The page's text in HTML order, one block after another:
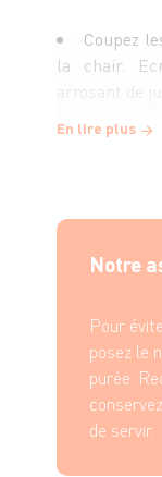
Coupez
la chair.
arrosant de
En lire plus
Notre
Pour
posez le
purée.
de servir.